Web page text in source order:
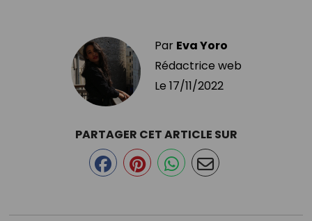
Par Eva Yoro
Rédactrice web
Le 17/11/2022
PARTAGER CET ARTICLE SUR